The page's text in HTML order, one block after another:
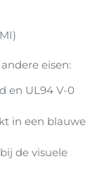
eisen:
en UL94 V-0
in een blauwe
de visuele